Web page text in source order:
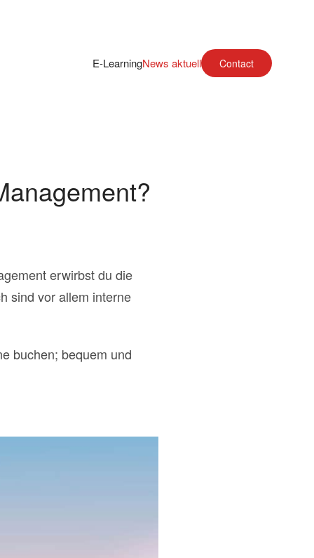
E-LearningNews aktuell Contact
erwirbst du die
sind vor allem interne
buchen; bequem und